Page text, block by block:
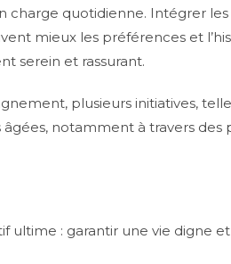
charge quotidienne. Intégrer
mieux les préférences et
serein et rassurant.
plusieurs initiatives,
notamment à travers des
ultime : garantir une vie digne